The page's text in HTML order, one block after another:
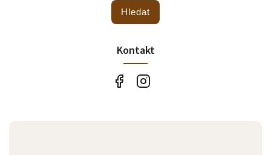
Hledat
Kontakt